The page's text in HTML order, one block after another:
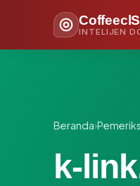
INTELIJEN
Beranda›
k-